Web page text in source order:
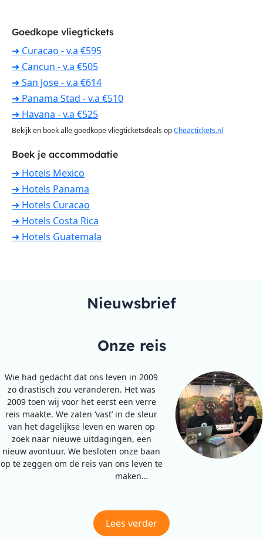
Goedkope vliegtickets
➜ Curacao - v.a €595
➜ Cancun - v.a €505
➜ San Jose - v.a €614
➜ Panama Stad - v.a €510
➜ Havana - v.a €525
Bekijk en boek alle goedkope vliegticketsdeals opCheactickets.nl
Boek je accommodatie
➜ Hotels Mexico
➜ Hotels Panama
➜ Hotels Curacao
➜ Hotels Costa Rica
➜ Hotels Guatemala
Nieuwsbrief
Onze reis
Wie had gedacht dat ons leven in 2009
zo drastisch zou veranderen. Het was
2009 toen wij voor het eerst een verre
reis maakte. We zaten ‘vast’ in de sleur
van het dagelijkse leven en waren op
zoek naar nieuwe uitdagingen, een
nieuw avontuur. We besloten onze baan
op te zeggen om de reis van ons leven te
maken…
Lees verder